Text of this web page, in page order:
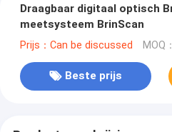
Draagbaar digitaal optisch
meetsysteem BrinScan
Prijs：Can be discussed MOQ
Beste prijs